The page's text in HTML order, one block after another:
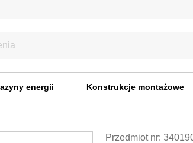
energii Konstrukcje montażowe
Przedmiot nr: